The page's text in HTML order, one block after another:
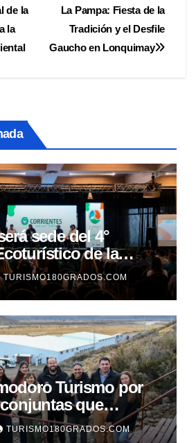
La Pampa: Fiesta de la
Tradición y el Desfile
Gaucho en Lonquimay
de la
la
sede del 4°
de la
TURISMO180GRADOS.COM
Turismo por
que
actividad en la
TURISMO180GRADOS.COM